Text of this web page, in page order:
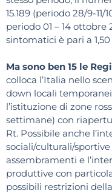
15.189 (periodo 28/9-11/
periodo 01 – 14 ottobre
sintomatici è pari a 1,50
Ma sono ben 15 le
colloca l’Italia nello
down locali
l’istituzione di zone
settimane) con
Rt. Possibile anche
sociali/culturali/
assembramenti e
produttive con
possibili restrizioni